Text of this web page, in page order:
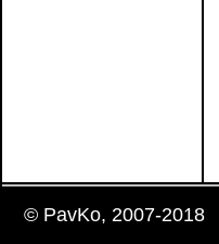
© PavKo, 2007-2018